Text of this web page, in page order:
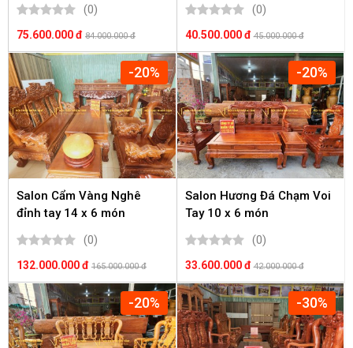
(0)
75.600.000 đ 84.000.000 đ
(0)
40.500.000 đ45.000.000 đ
-20%
Salon Cẩm Vàng Nghê
đỉnh tay 14 x 6 món
(0)
132.000.000 đ 165.000.000 đ
-20%
Salon Hương Đá Chạm Voi
Tay 10 x 6 món
(0)
33.600.000 đ42.000.000 đ
-20% -30%